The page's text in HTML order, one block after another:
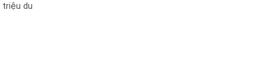
triệu du